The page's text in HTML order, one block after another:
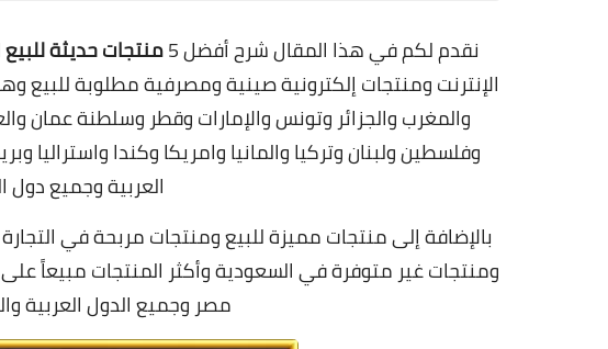
نقدم لكم في هذا المقال شرح أفضل 5 منتجات حديثة للبيع
الإنترنت ومنتجات إلكترونية صينية ومصرفية مطلوبة للبيع
والمغرب والجزائر وتونس والإمارات وقطر وسلطنة عمان
وفلسطين ولبنان وتركيا والمانيا وامريكا وكندا واستراليا
العربية وجميع دول
بالإضافة إلى منتجات مميزة للبيع ومنتجات مربحة في
ومنتجات غير متوفرة في السعودية وأكثر المنتجات مبيعاً
مصر وجميع الدول العربية